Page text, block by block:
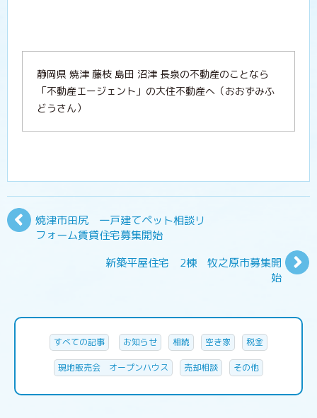
静岡県 焼津 藤枝 島田 沼津 長泉の不動産のことなら
「不動産エージェント」の大住不動産へ（おおずみふ
どうさん）
焼津市田尻 一戸建てペット相談リ
フォーム賃貸住宅募集開始
新築平屋住宅 2棟 牧之原市募集開
始
すべての記事 お知らせ 相続 空き家 税金
現地販売会 オープンハウス 売却相談 その他